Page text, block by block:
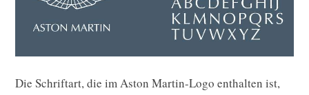
Die Schriftart, die im Aston Martin-Logo enthalten ist,